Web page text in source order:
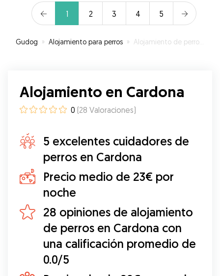
día de cómo está Dana con muchas fotos y
vídeos. Terraza/jardín estupenda y muy segura.
1 2 3 4 5
Gudog » Alojamiento para perros » Alojamiento de perros en Cardona
Alojamiento en Cardona
0 (28 Valoraciones)
5 excelentes cuidadores de
perros en Cardona
Precio medio de 23€ por
noche
28 opiniones de alojamiento
de perros en Cardona con
una calificación promedio de
0.0/5